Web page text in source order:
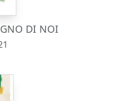
DI NOI